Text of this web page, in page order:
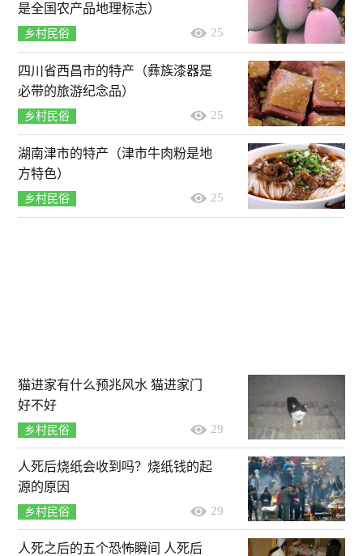
是全国农产品地理标志）
乡村民俗 25
四川省西昌市的特产（彝族漆器是
必带的旅游纪念品）
乡村民俗 25
湖南津市的特产（津市牛肉粉是地
方特色）
乡村民俗 25
猫进家有什么预兆风水 猫进家门
好不好
乡村民俗 29
人死后烧纸会收到吗？烧纸钱的起
源的原因
乡村民俗 29
人死之后的五个恐怖瞬间 人死后